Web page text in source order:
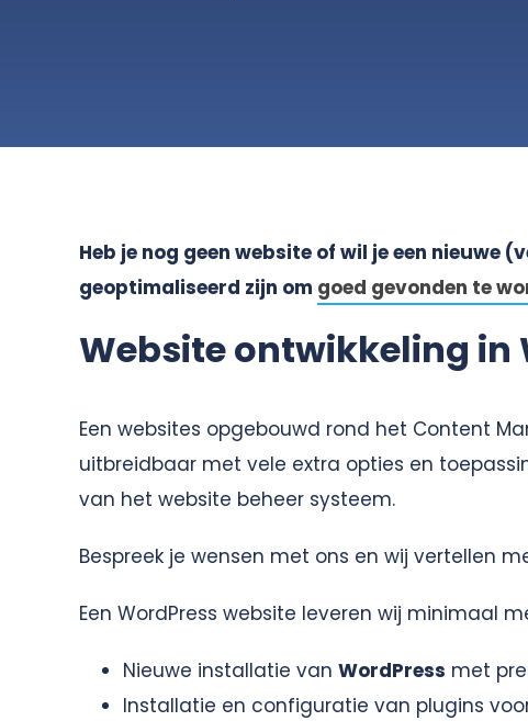
Heb je nog geen website of wil je een nieuwe
geoptimaliseerd zijn om goed gevonden te
Website ontwikkeling in
Een websites opgebouwd rond het Content
uitbreidbaar met vele extra opties en
van het website beheer systeem.
Bespreek je wensen met ons en wij vertellen
Een WordPress website leveren wij minimaal
Nieuwe installatie van WordPress met
Installatie en configuratie van plugins